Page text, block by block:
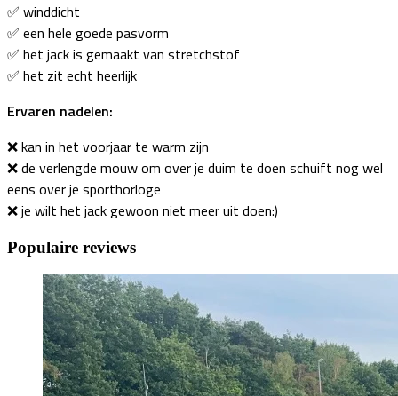
✅️ winddicht
✅️ een hele goede pasvorm
✅️ het jack is gemaakt van stretchstof
✅️ het zit echt heerlijk
Ervaren nadelen:
❌️ kan in het voorjaar te warm zijn
❌️ de verlengde mouw om over je duim te doen schuift nog wel
eens over je sporthorloge
❌️ je wilt het jack gewoon niet meer uit doen:)
Populaire reviews